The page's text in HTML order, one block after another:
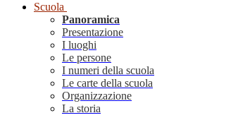
Scuola
Panoramica
Presentazione
I luoghi
Le persone
I numeri della scuola
Le carte della scuola
Organizzazione
La storia